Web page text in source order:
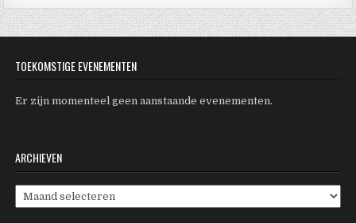
TOEKOMSTIGE EVENEMENTEN
Er zijn momenteel geen aanstaande evenementen.
ARCHIEVEN
Archieven